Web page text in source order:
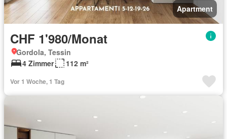
Apartment
CHF 1'980/Monat
Gordola, Tessin
4 Zimmer
112 m²
Vor 1 Woche, 1 Tag